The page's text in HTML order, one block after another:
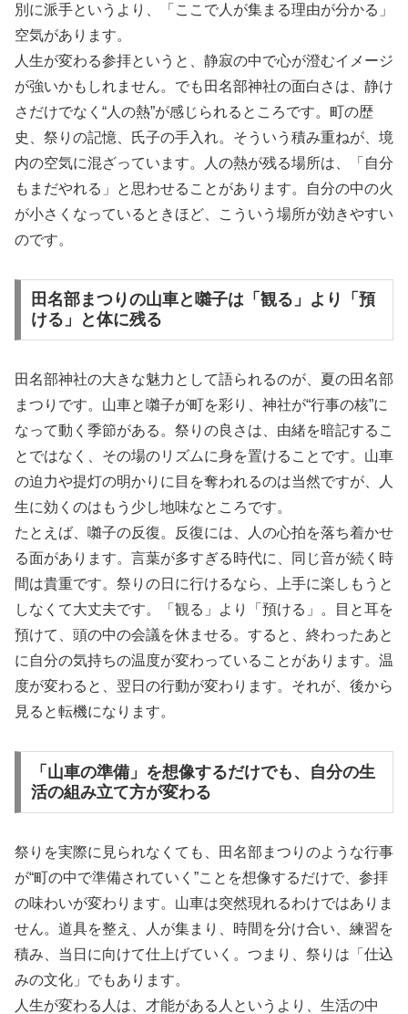
別に派手というより、「ここで人が集まる理由が分かる」
空気があります。
人生が変わる参拝というと、静寂の中で心が澄むイメージ
が強いかもしれません。でも田名部神社の面白さは、静け
さだけでなく“人の熱”が感じられるところです。町の歴
史、祭りの記憶、氏子の手入れ。そういう積み重ねが、境
内の空気に混ざっています。人の熱が残る場所は、「自分
もまだやれる」と思わせることがあります。自分の中の火
が小さくなっているときほど、こういう場所が効きやすい
のです。
田名部まつりの山車と囃子は「観る」より「預
ける」と体に残る
田名部神社の大きな魅力として語られるのが、夏の田名部
まつりです。山車と囃子が町を彩り、神社が“行事の核”に
なって動く季節がある。祭りの良さは、由緒を暗記するこ
とではなく、その場のリズムに身を置けることです。山車
の迫力や提灯の明かりに目を奪われるのは当然ですが、人
生に効くのはもう少し地味なところです。
たとえば、囃子の反復。反復には、人の心拍を落ち着かせ
る面があります。言葉が多すぎる時代に、同じ音が続く時
間は貴重です。祭りの日に行けるなら、上手に楽しもうと
しなくて大丈夫です。「観る」より「預ける」。目と耳を
預けて、頭の中の会議を休ませる。すると、終わったあと
に自分の気持ちの温度が変わっていることがあります。温
度が変わると、翌日の行動が変わります。それが、後から
見ると転機になります。
「山車の準備」を想像するだけでも、自分の生
活の組み立て方が変わる
祭りを実際に見られなくても、田名部まつりのような行事
が“町の中で準備されていく”ことを想像するだけで、参拝
の味わいが変わります。山車は突然現れるわけではありま
せん。道具を整え、人が集まり、時間を分け合い、練習を
積み、当日に向けて仕上げていく。つまり、祭りは「仕込
みの文化」でもあります。
人生が変わる人は、才能がある人というより、生活の中